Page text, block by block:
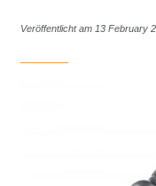
Veröffentlicht am 13 February